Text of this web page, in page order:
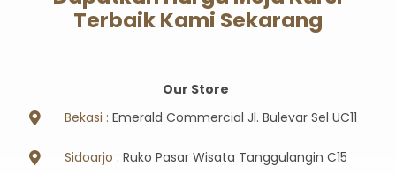
Terbaik Kami Sekarang
Our Store
Bekasi : Emerald Commercial Jl. Bulevar Sel UC11
Sidoarjo : Ruko Pasar Wisata Tanggulangin C15